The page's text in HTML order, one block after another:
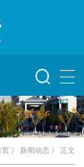
页 》 新闻动态 》 正文